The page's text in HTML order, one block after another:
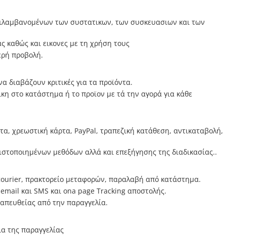
των συστατικων, των συσκευασιων και των
καθώς και εικονες με τη χρήση τους
προβολή.
διαβάζουν κριτικές για τα προϊόντα.
στο κατάστημα ή το προϊον με τά την αγορά για κάθε
χρεωστική κάρτα, PayPal, τραπεζική κατάθεση, αντικαταβολή,
μεθόδων αλλά και επεξήγησης της διαδικασίας..
πρακτορείο μεταφορών, παραλαβή από κατάστημα.
και SMS και ona page Tracking αποστολής.
από την παραγγελία.
της παραγγελίας